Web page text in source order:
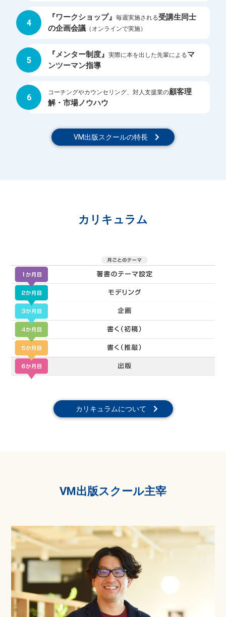
4
『ワークショップ』 毎週実施される受講生同士
の企画会議（オンラインで実施）
5
『メンター制度』 実際に本を出した先輩によるマ
ンツーマン指導
6
コーチングやカウンセリング、対人支援業の顧客理
解・市場ノウハウ
VM出版スクールの特長
カリキュラム
カリキュラムについて
VM出版スクール主宰